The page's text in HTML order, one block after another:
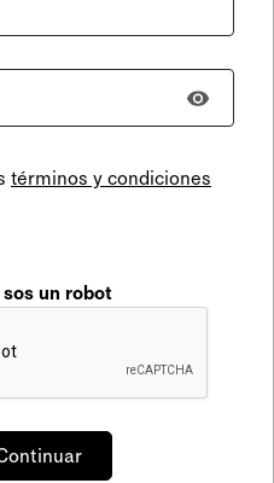
términos y condiciones
un robot